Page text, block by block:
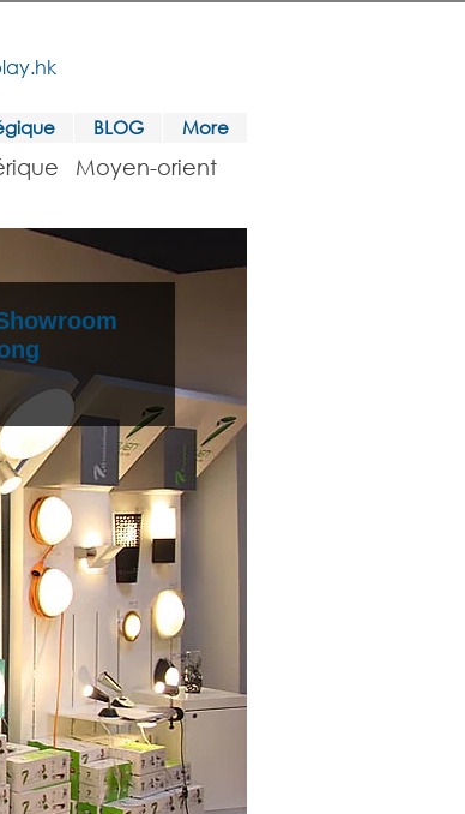
BLOG More
Moyen-orient